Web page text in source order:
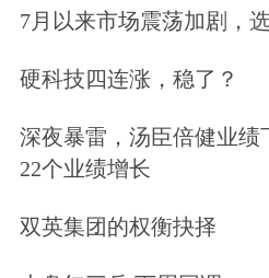
原标题：连续18个月增持！中国央
看？
7月以来市场震荡加剧，
硬科技四连涨，稳了？
深夜暴雷，汤臣倍健业绩
22个业绩增长
双英集团的权衡抉择